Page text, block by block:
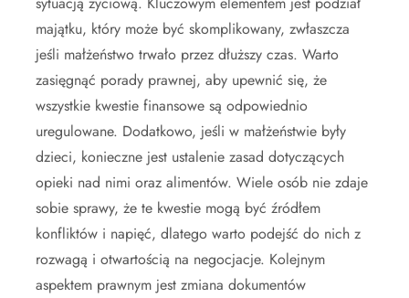
majątku, który może być skomplikowany, zwłaszcza
jeśli małżeństwo trwało przez dłuższy czas. Warto
zasięgnąć porady prawnej, aby upewnić się, że
wszystkie kwestie finansowe są odpowiednio
uregulowane. Dodatkowo, jeśli w małżeństwie były
dzieci, konieczne jest ustalenie zasad dotyczących
opieki nad nimi oraz alimentów. Wiele osób nie zdaje
sobie sprawy, że te kwestie mogą być źródłem
konfliktów i napięć, dlatego warto podejść do nich z
rozwagą i otwartością na negocjacje. Kolejnym
aspektem prawnym jest zmiana dokumentów